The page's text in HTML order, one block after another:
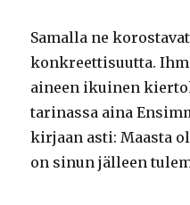
Samalla ne
konkreettisuutta.
aineen ikuinen
tarinassa aina
kirjaan asti: Maasta
on sinun jälleen